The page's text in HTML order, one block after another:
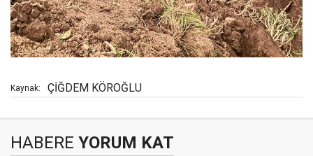
Kaynak: ÇİĞDEM KÖROĞLU
HABERE YORUM KAT